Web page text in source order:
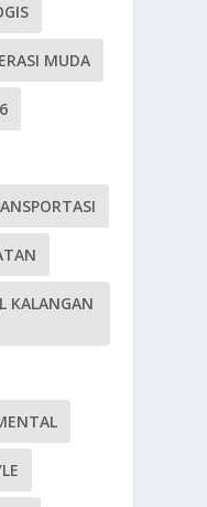
MUDA
KALANGAN